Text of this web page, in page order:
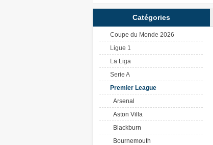
Catégories
Coupe du Monde 2026
Ligue 1
La Liga
Serie A
Premier League
Arsenal
Aston Villa
Blackburn
Bournemouth